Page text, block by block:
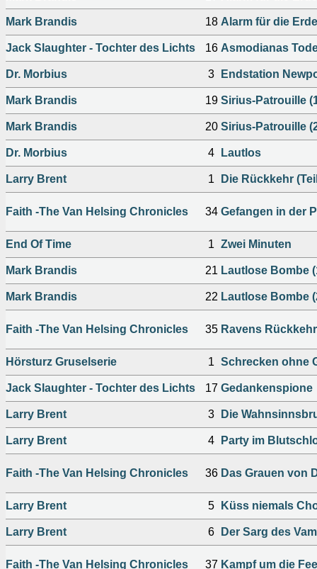
Mark Brandis 18 Alarm für die
Jack Slaughter - Tochter des Lichts 16 Asmodianas
Dr. Morbius 3 Endstation
Mark Brandis 19 Sirius-Patrouille
Mark Brandis 20 Sirius-Patrouille
Dr. Morbius 4 Lautlos
Larry Brent 1 Die Rückkehr
Faith -The Van Helsing Chronicles 34 Gefangen in der
End Of Time 1 Zwei Minuten
Mark Brandis 21 Lautlose Bombe
Mark Brandis 22 Lautlose Bombe
Faith -The Van Helsing Chronicles 35 Ravens Rückkehr
Hörsturz Gruselserie 1 Schrecken ohne
Jack Slaughter - Tochter des Lichts 17 Gedankenspione
Larry Brent 3 Die
Larry Brent 4 Party im
Faith -The Van Helsing Chronicles 36 Das Grauen von
Larry Brent 5 Küss niemals
Larry Brent 6 Der Sarg des
Faith -The Van Helsing Chronicles 37 Kampf um die